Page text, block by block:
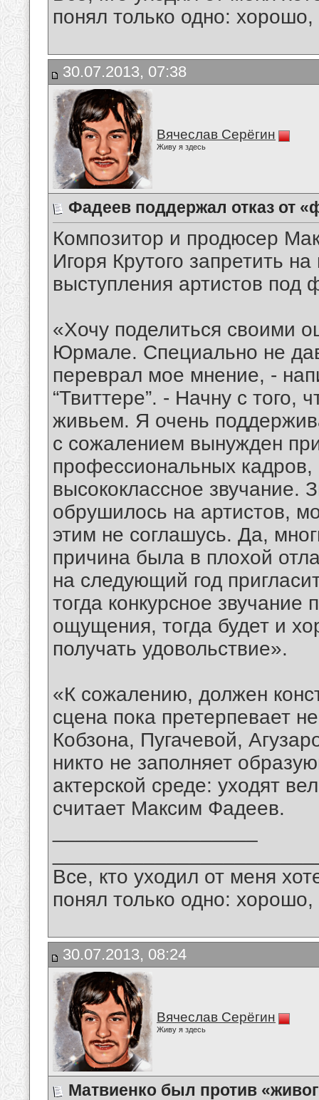
понял только одно:
30.07.2013, 07:38
Вячеслав Серёгин
Живу я здесь
Фадеев поддержал отказ от
Композитор и продюсер
Игоря Крутого запретить
выступления артистов под
«Хочу поделиться своими
Юрмале. Специально не
переврал мое мнение, -
“Твиттере”. - Начну с того,
живьем. Я очень
с сожалением вынужден
профессиональных
высококлассное звучание.
обрушилось на артистов,
этим не соглашусь. Да,
причина была в плохой
на следующий год
тогда конкурсное звучание
ощущения, тогда будет и
получать удовольствие».
«К сожалению, должен
сцена пока претерпевает
Кобзона, Пугачевой,
никто не заполняет
актерской среде: уходят
считает Максим Фадеев.
Все, кто уходил от меня
понял только одно:
30.07.2013, 08:24
Вячеслав Серёгин
Живу я здесь
Матвиенко был против